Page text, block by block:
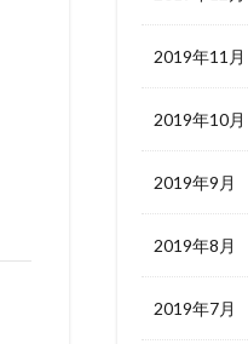
2019年11月
2019年10月
2019年9月
2019年8月
2019年7月